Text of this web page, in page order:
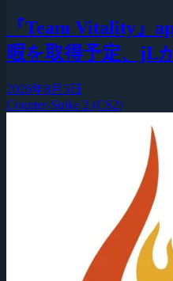
『Team Vitality』
暇を取得予定、jL
2026年8月5日
Counter-Strike 2 (CS2)